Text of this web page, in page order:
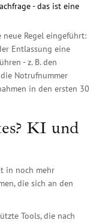
- das ist eine
Regel eingeführt:
Entlassung eine
- z. B. den
Notrufnummer
in den ersten 30
KI und
in noch mehr
die sich an den
Tools, die nach